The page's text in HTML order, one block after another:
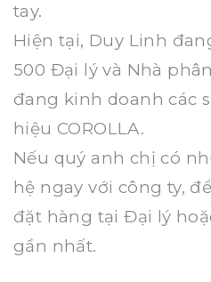
tay.
Hiện tại, Duy Linh
500 Đại lý và Nhà
đang kinh doanh các
hiệu COROLLA.
Nếu quý anh chị có
hệ ngay với công ty,
đặt hàng tại Đại lý
gần nhất.